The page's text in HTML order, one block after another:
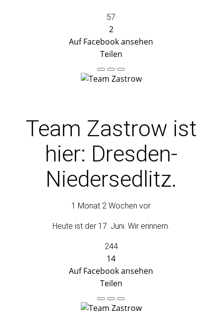
57
2
Auf Facebook ansehen
Teilen
Team Zastrow ist
hier: Dresden-
Niedersedlitz.
1 Monat 2 Wochen vor
Heute ist der 17. Juni. Wir erinnern.
244
14
Auf Facebook ansehen
Teilen